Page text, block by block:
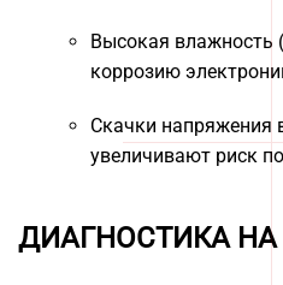
Высокая влажность
коррозию
Скачки напряжения
увеличивают риск
ДИАГНОСТИКА